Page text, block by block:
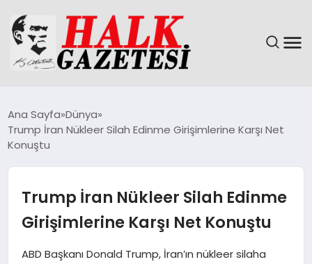
DÜNYA
MAGAZIN
Ana Sayfa Dünya
Trump İran Nükleer Silah Edinme Girişimlerine Karşı Net
Konuştu
Trump İran Nükleer Silah Edinme
Girişimlerine Karşı Net Konuştu
ABD Başkanı Donald Trump, İran’ın nükleer silaha